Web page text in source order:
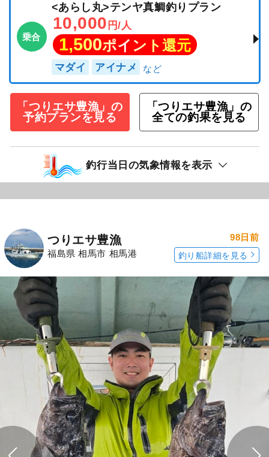
乗合
<あらし丸>テンヤ真鯛釣りプラン
10,000 円/人
1,500ポイント還元
マダイ アイナメ
「つりエサ豊漁」の
予約プランを見る
「つりエサ豊漁」の
全ての釣果を見る
釣行当日の気象情報を表示
つりエサ豊漁
福島県 相馬市 相馬港
98日前
釣り船詳細を見る